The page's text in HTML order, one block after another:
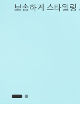
보송하게 스타일링